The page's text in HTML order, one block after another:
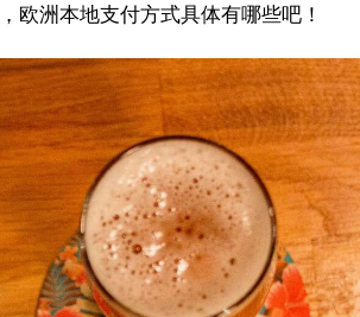
欧洲本地支付方式具体有哪些吧！